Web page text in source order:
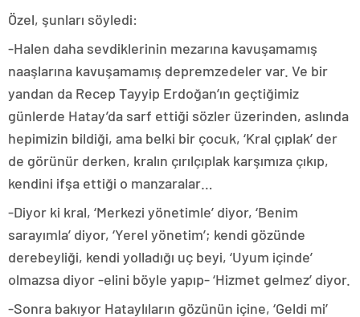
Özel, şunları söyledi:
-Halen daha sevdiklerinin mezarına kavuşamamış
naaşlarına kavuşamamış depremzedeler var. Ve bir
yandan da Recep Tayyip Erdoğan’ın geçtiğimiz
günlerde Hatay’da sarf ettiği sözler üzerinden, aslında
hepimizin bildiği, ama belki bir çocuk, ‘Kral çıplak’ der
de görünür derken, kralın çırılçıplak karşımıza çıkıp,
kendini ifşa ettiği o manzaralar…
-Diyor ki kral, ‘Merkezi yönetimle’ diyor, ‘Benim
sarayımla’ diyor, ‘Yerel yönetim’; kendi gözünde
derebeyliği, kendi yolladığı uç beyi, ‘Uyum içinde’
olmazsa diyor -elini böyle yapıp- ‘Hizmet gelmez’ diyor.
-Sonra bakıyor Hataylıların gözünün içine, ‘Geldi mi’